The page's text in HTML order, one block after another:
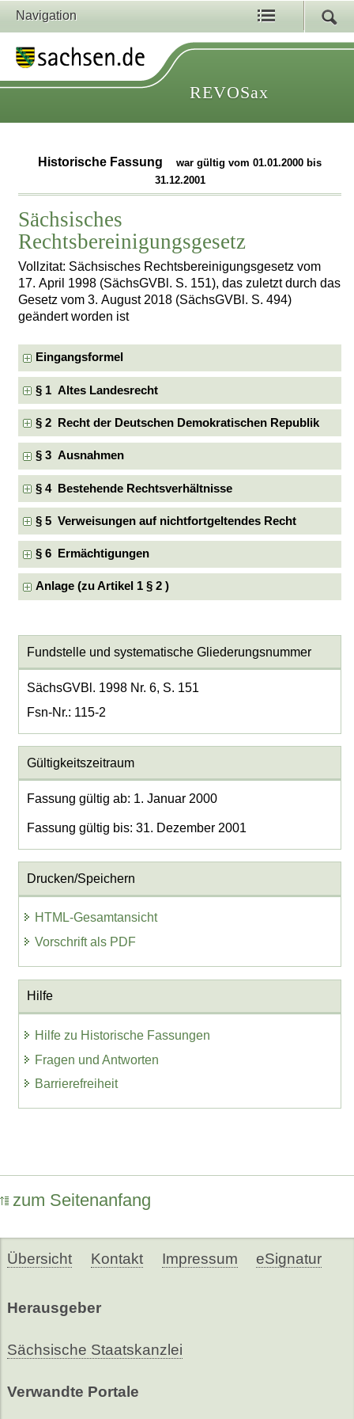
Navigation
REVOSax
Historische Fassung
war gültig vom 01.01.2000 bis
31.12.2001
Sächsisches
Rechtsbereinigungsgesetz
Vollzitat: Sächsisches Rechtsbereinigungsgesetz vom
17. April 1998 (SächsGVBl. S. 151), das zuletzt durch das
Gesetz vom 3. August 2018 (SächsGVBl. S. 494)
geändert worden ist
Eingangsformel
§ 1 Altes Landesrecht
§ 2 Recht der Deutschen Demokratischen Republik
§ 3 Ausnahmen
§ 4 Bestehende Rechtsverhältnisse
§ 5 Verweisungen auf nichtfortgeltendes Recht
§ 6 Ermächtigungen
Anlage (zu Artikel 1 § 2 )
Fundstelle und systematische Gliederungsnummer
SächsGVBl. 1998 Nr. 6, S. 151
Fsn-Nr.: 115-2
Gültigkeitszeitraum
Fassung gültig ab: 1. Januar 2000
Fassung gültig bis: 31. Dezember 2001
Drucken/Speichern
HTML-Gesamtansicht
Vorschrift als PDF
Hilfe
Hilfe zu Historische Fassungen
Fragen und Antworten
Barrierefreiheit
zum Seitenanfang
Übersicht Kontakt Impressum eSignatur
Herausgeber
Sächsische Staatskanzlei
Verwandte Portale